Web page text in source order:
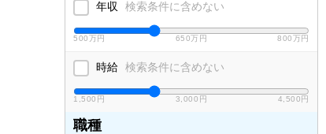
年収 検索条件に含めない
500万円 650万円 800万円
時給 検索条件に含めない
1,500円 3,000円 4,500円
職種